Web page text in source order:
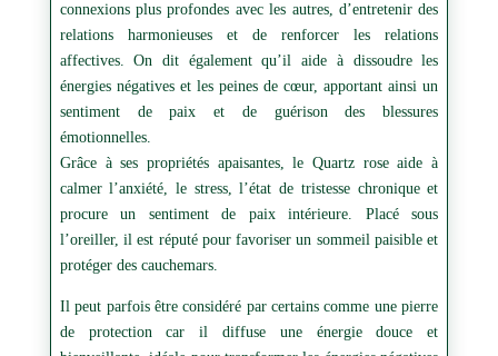
connexions plus profondes avec les autres, d’entretenir des
relations harmonieuses et de renforcer les relations
affectives. On dit également qu’il aide à dissoudre les
énergies négatives et les peines de cœur, apportant ainsi un
sentiment de paix et de guérison des blessures
émotionnelles.
Grâce à ses propriétés apaisantes, le Quartz rose aide à
calmer l’anxiété, le stress, l’état de tristesse chronique et
procure un sentiment de paix intérieure. Placé sous
l’oreiller, il est réputé pour favoriser un sommeil paisible et
protéger des cauchemars.
Il peut parfois être considéré par certains comme une pierre
de protection car il diffuse une énergie douce et